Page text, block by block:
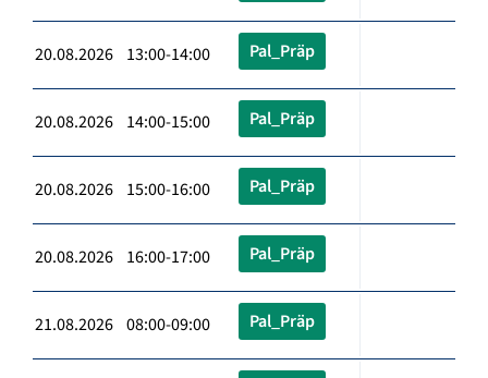
20.08.2026 13:00-14:00 Pal_Präp
20.08.2026 14:00-15:00 Pal_Präp
20.08.2026 15:00-16:00 Pal_Präp
20.08.2026 16:00-17:00 Pal_Präp
21.08.2026 08:00-09:00 Pal_Präp